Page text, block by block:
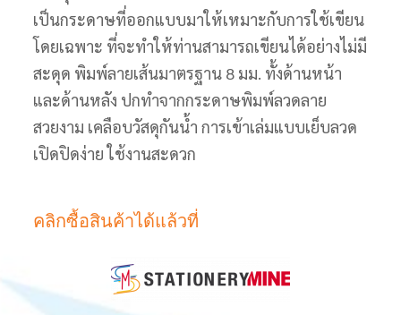
เป็นกระดาษที่ออกแบบมาให้เหมาะกับการใช้เขียน
โดยเฉพาะ ที่จะทำให้ท่านสามารถเขียนได้อย่างไม่มี
สะดุด พิมพ์ลายเส้นมาตรฐาน 8 มม. ทั้งด้านหน้า
และด้านหลัง ปกทำจากกระดาษพิมพ์ลวดลาย
สวยงาม เคลือบวัสดุกันน้ำ การเข้าเล่มแบบเย็บลวด
เปิดปิดง่าย ใช้งานสะดวก
คลิกซื้อสินค้าได้แล้วที่